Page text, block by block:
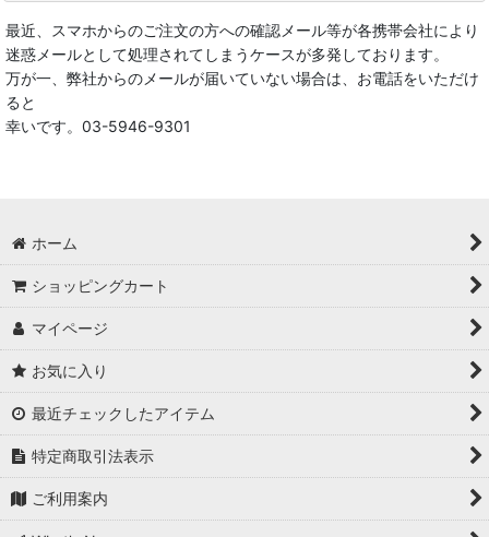
★★スペシャルセール会場★★
☆レトロ雑貨☆
ブライスドール｜ブライス正規取扱店
本・雑誌・専門書
ポーチ＆巾着袋
その他の商品（いろいろあります）
最近、スマホからのご注文の方への確認メール等が各携帯会社により
迷惑メールとして処理されてしまうケースが多発しております。
万が一、弊社からのメールが届いていない場合は、お電話をいただけ
ると
幸いです。03-5946-9301
ホーム
ショッピングカート
マイページ
お気に入り
最近チェックしたアイテム
特定商取引法表示
ご利用案内